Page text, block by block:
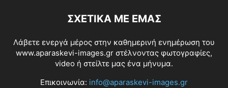
ΣΧΕΤΙΚΆ ΜΕ ΕΜΆΣ
Λάβετε ενεργά μέρος στην καθημερινή ενημέρωση του
www.aparaskevi-images.gr στέλνοντας φωτογραφίες,
video ή στείλτε μας ένα μήνυμα.
Επικοινωνία: info@aparaskevi-images.gr